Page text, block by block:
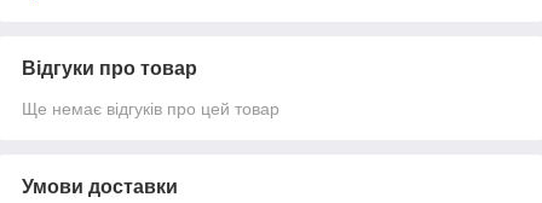
Відгуки про товар
Ще немає відгуків про цей товар
Умови доставки